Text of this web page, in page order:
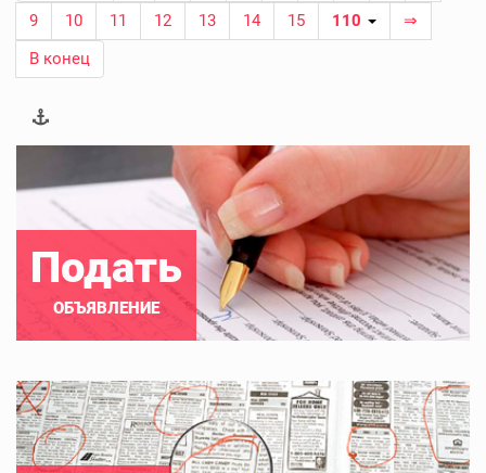
9
10 11 12 13 14 15 110
⇒
В конец
Подать
ОБЪЯВЛЕНИЕ